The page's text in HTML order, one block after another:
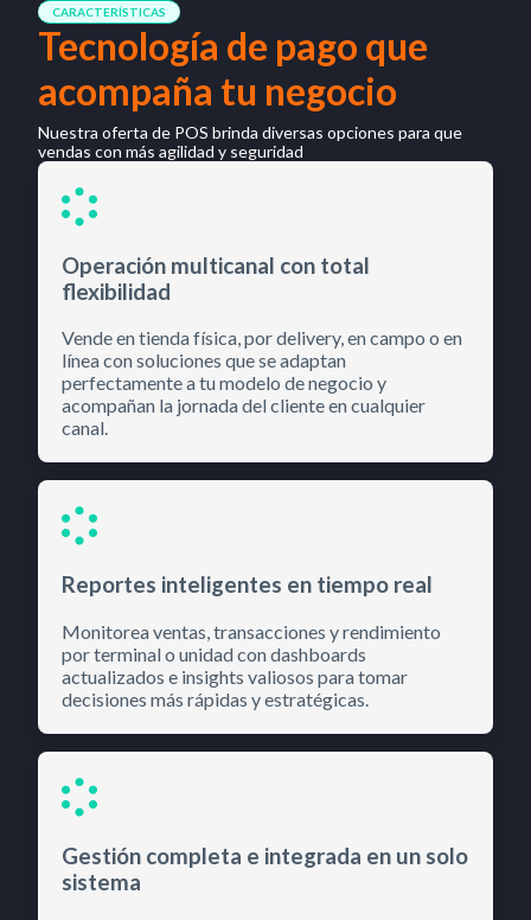
CARACTERÍSTICAS
Tecnología de pago que
acompaña tu negocio
Nuestra oferta de POS brinda diversas opciones para que
vendas con más agilidad y seguridad
Operación multicanal con total
flexibilidad
Vende en tienda física, por delivery, en campo o en
línea con soluciones que se adaptan
perfectamente a tu modelo de negocio y
acompañan la jornada del cliente en cualquier
canal.
Reportes inteligentes en tiempo real
Monitorea ventas, transacciones y rendimiento
por terminal o unidad con dashboards
actualizados e insights valiosos para tomar
decisiones más rápidas y estratégicas.
Gestión completa e integrada en un solo
sistema